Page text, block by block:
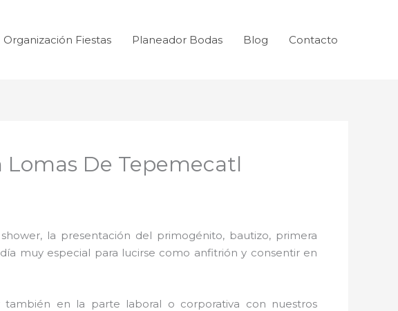
Organización Fiestas Planeador Bodas Blog Contacto
Lomas De Tepemecatl
la presentación del primogénito, bautizo, primera
muy especial para lucirse como anfitrión y consentir en
en la parte laboral o corporativa con nuestros